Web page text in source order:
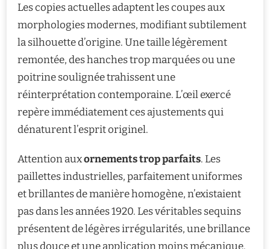
Les copies actuelles adaptent les coupes aux
morphologies modernes, modifiant subtilement
la silhouette d’origine. Une taille légèrement
remontée, des hanches trop marquées ou une
poitrine soulignée trahissent une
réinterprétation contemporaine. L’œil exercé
repère immédiatement ces ajustements qui
dénaturent l’esprit originel.
Attention auxornements trop parfaits. Les
paillettes industrielles, parfaitement uniformes
et brillantes de manière homogène, n’existaient
pas dans les années 1920. Les véritables sequins
présentent de légères irrégularités, une brillance
plus douce et une application moins mécanique.